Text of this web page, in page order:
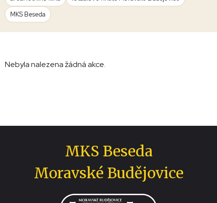
MKS Beseda
Nebyla nalezena žádná akce.
MKS Beseda
Moravské Budějovice